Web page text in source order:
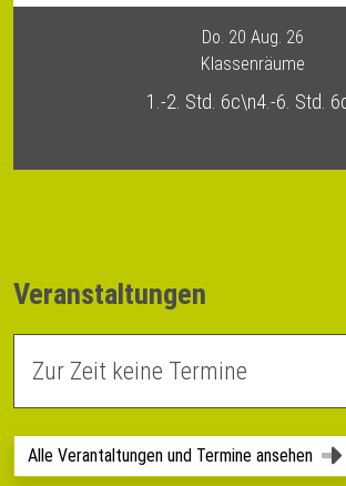
1.-2. Std. 6c\n4.-6. Std.
Do. 20 Aug. 26
Klassenräume
Veranstaltungen
Zur Zeit keine Termine
Alle Verantaltungen und Termine ansehen